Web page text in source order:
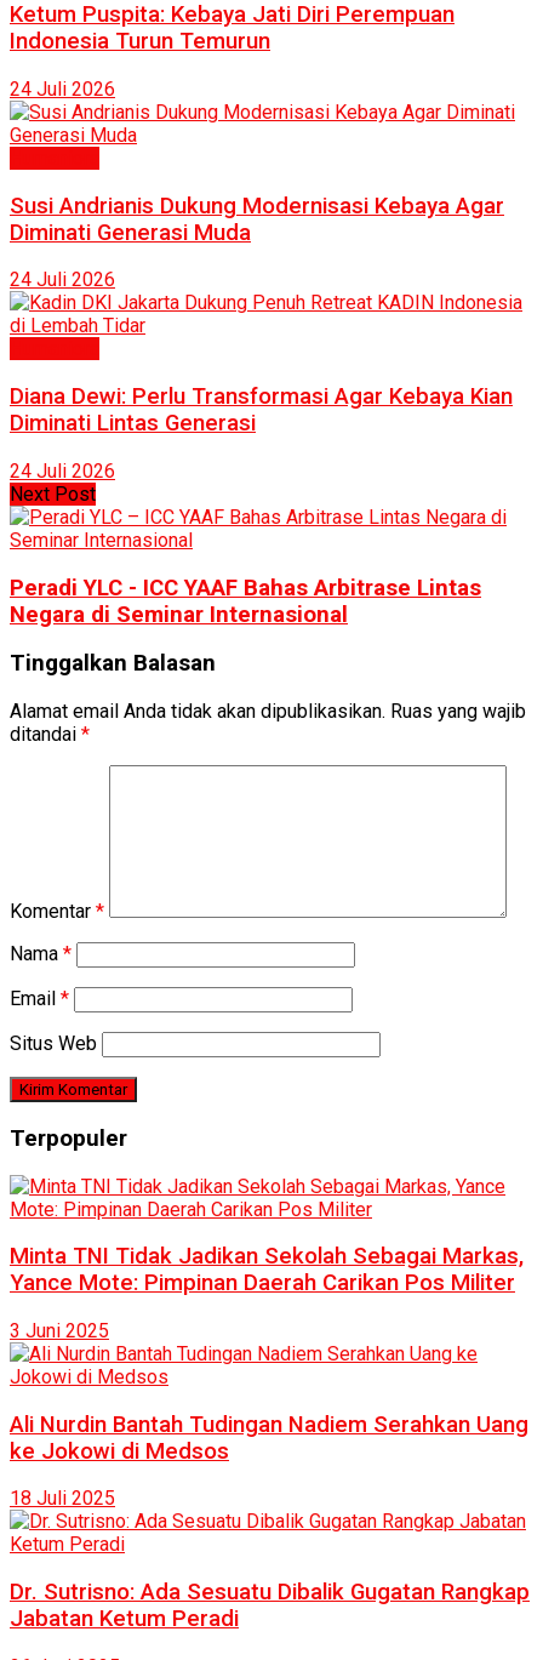
Ketum Puspita: Kebaya Jati Diri Perempuan
Indonesia Turun Temurun
24 Juli 2026
Susi Andrianis Dukung Modernisasi Kebaya Agar
Diminati Generasi Muda
24 Juli 2026
Diana Dewi: Perlu Transformasi Agar Kebaya Kian
Diminati Lintas Generasi
24 Juli 2026
Next Post
Peradi YLC - ICC YAAF Bahas Arbitrase Lintas
Negara di Seminar Internasional
Tinggalkan Balasan
Alamat email Anda tidak akan dipublikasikan. Ruas yang wajib
ditandai *
Komentar *
Nama *
Email *
Situs Web
Terpopuler
Minta TNI Tidak Jadikan Sekolah Sebagai Markas,
Yance Mote: Pimpinan Daerah Carikan Pos Militer
3 Juni 2025
Ali Nurdin Bantah Tudingan Nadiem Serahkan Uang
ke Jokowi di Medsos
18 Juli 2025
Dr. Sutrisno: Ada Sesuatu Dibalik Gugatan Rangkap
Jabatan Ketum Peradi